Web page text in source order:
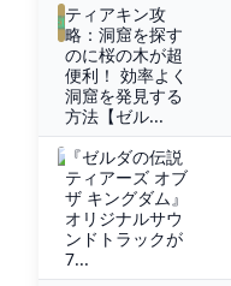
ティアキン攻
略：洞窟を探す
のに桜の木が超
便利！ 効率よく
洞窟を発見する
方法【ゼル...
『ゼルダの伝説
ティアーズ オブ
ザ キングダム』
オリジナルサウ
ンドトラックが
7...